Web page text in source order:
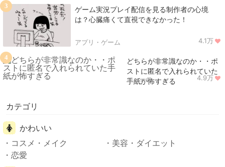
ゲーム実況プレイ配信を見る制作者の心境
は？心臓痛くて直視できなかった！
アプリ・ゲーム 4.1万
3
どちらが非常識なのか・・ポ
ストに匿名で入れられていた
手紙が怖すぎる
ニュース 4.9万
4
カテゴリ
かわいい
コスメ・メイク
美容・ダイエット
恋愛